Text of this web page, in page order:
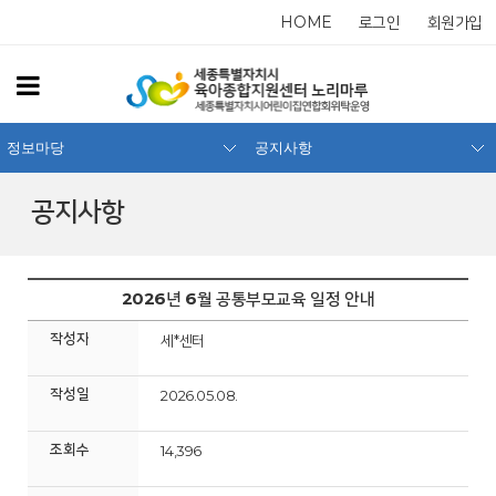
HOME 로그인 회원가입
공지사항
정보마당 공지사항
2026년 6월 공통부모교육 일정 안내
작성자 세*센터
작성일 2026.05.08.
조회수 14,396